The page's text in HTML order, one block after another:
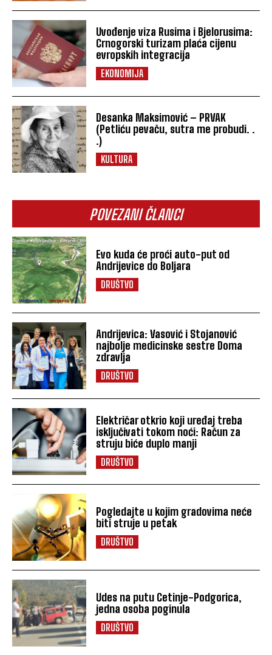
Uvođenje viza Rusima i Bjelorusima:
Crnogorski turizam plaća cijenu
evropskih integracija
EKONOMIJA
Desanka Maksimović – PRVAK
(Petliću pevaču, sutra me probudi. .
.)
KULTURA
POVEZANI ČLANCI
Evo kuda će proći auto-put od
Andrijevice do Boljara
DRUŠTVO
Andrijevica: Vasović i Stojanović
najbolje medicinske sestre Doma
zdravlja
DRUŠTVO
Električar otkrio koji uređaj treba
isključivati tokom noći: Račun za
struju biće duplo manji
DRUŠTVO
Pogledajte u kojim gradovima neće
biti struje u petak
DRUŠTVO
Udes na putu Cetinje-Podgorica,
jedna osoba poginula
DRUŠTVO